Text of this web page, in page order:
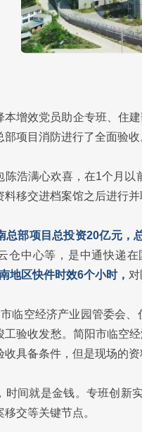
本增效党员助企专班、住
部项目消防进行了全面验
陈浩满心欢喜，在1个月以
料移交进档案馆之后进行
总部项目总投资20亿元，
仓中心等，是中通快递
地区快件时效6个小时，
临空经济产业园管委会
工验收发愁。简阳市临空
收具备条件，但是现场的
时间就是金钱。专班创新
交等关键节点。